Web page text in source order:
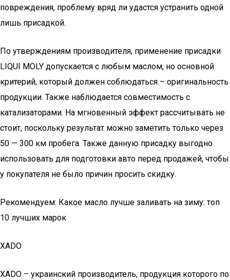
повреждения, проблему вряд ли удастся устранить одной
лишь присадкой.
По утверждениям производителя, применение присадки
LIQUI MOLY допускается с любым маслом, но основной
критерий, который должен соблюдаться – оригинальность
продукции. Также наблюдается совместимость с
катализаторами. На мгновенный эффект рассчитывать не
стоит, поскольку результат можно заметить только через
50 — 300 км пробега. Также данную присадку выгодно
использовать для подготовки авто перед продажей, чтобы
у покупателя не было причин просить скидку.
Рекомендуем: Какое масло лучше заливать на зиму: топ
10 лучших марок
XADO
XADO – украинский производитель, продукция которого по